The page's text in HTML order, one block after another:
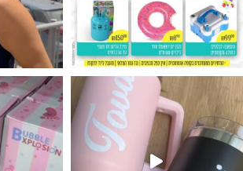
מטף לגילוי מין העובר חזר למלא